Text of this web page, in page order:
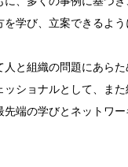
を学び、立案できるよ
人と組織の問題にあら
ッショナルとして、ま
先端の学びとネットワ